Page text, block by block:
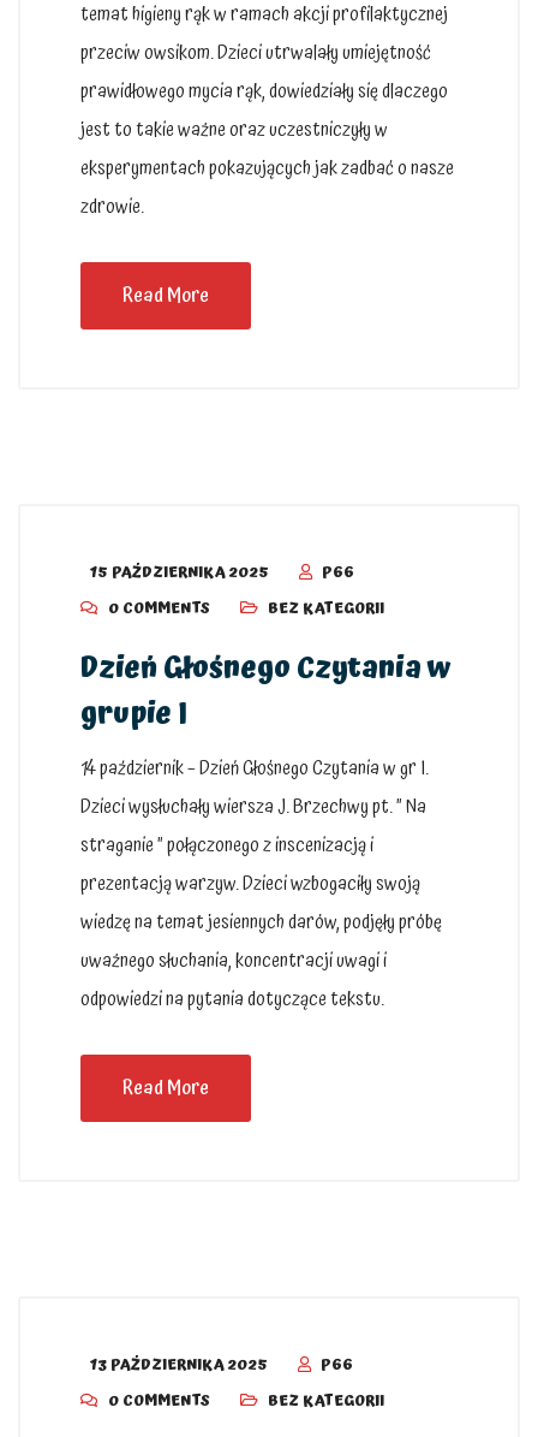
temat higieny rąk w ramach akcji profilaktycznej
przeciw owsikom. Dzieci utrwalały umiejętność
prawidłowego mycia rąk, dowiedziały się dlaczego
jest to takie ważne oraz uczestniczyły w
eksperymentach pokazujących jak zadbać o nasze
zdrowie.
Read More
15 PAŹDZIERNIKA 2025
P66
0 COMMENTS
BEZ KATEGORII
Dzień Głośnego Czytania w
grupie I
14 październik – Dzień Głośnego Czytania w gr I.
Dzieci wysłuchały wiersza J. Brzechwy pt. ” Na
straganie ” połączonego z inscenizacją i
prezentacją warzyw. Dzieci wzbogaciły swoją
wiedzę na temat jesiennych darów, podjęły próbę
uważnego słuchania, koncentracji uwagi i
odpowiedzi na pytania dotyczące tekstu.
Read More
13 PAŹDZIERNIKA 2025
P66
0 COMMENTS
BEZ KATEGORII